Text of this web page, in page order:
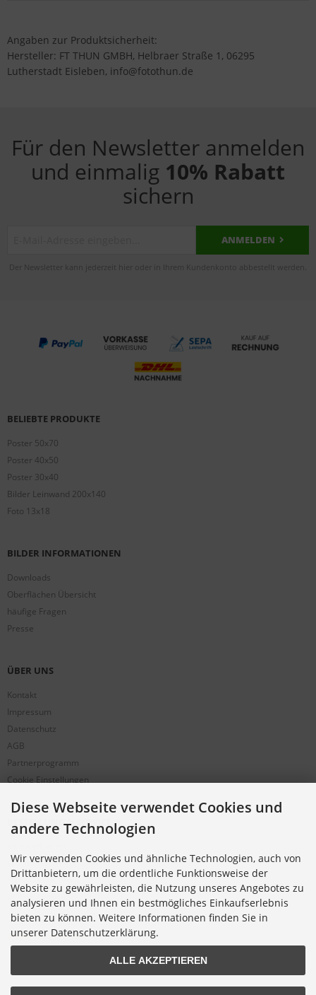
Angaben zur Produktsicherheit:
Hersteller: FT THUN GMBH, Helbraer Straße 1, 06295
Lutherstadt Eisleben, info@fotothun.de
Für den Newsletter anmelden
und einmalig 10% Rabatt
sichern
ANMELDEN
Der Newsletter kann jederzeit hier oder in Ihrem Kundenkonto abbestellt werden.
BELIEBTE PRODUKTE
Poster 50x70
Poster 40x50
Poster 30x40
Bilder Leinwand 200x140
Foto 13x18
BILDER INFORMATIONEN
Downloads
Oberflächen Übersicht
häufige Fragen
Presse
ÜBER UNS
Kontakt
Impressum
Datenschutz
AGB
Partnerprogramm
Cookie Einstellungen
BESTELLUNG & SERVICE
Alternative Bestellwege
Sicher Einkaufen
Widerrufsrecht
Muster-Widerrufsformular
Widerruf erklären
Diese Webseite verwendet Cookies und
andere Technologien
Wir verwenden Cookies und ähnliche Technologien, auch von
Drittanbietern, um die ordentliche Funktionsweise der
Website zu gewährleisten, die Nutzung unseres Angebotes zu
analysieren und Ihnen ein bestmögliches Einkaufserlebnis
bieten zu können. Weitere Informationen finden Sie in
unserer Datenschutzerklärung.
ALLE AKZEPTIEREN